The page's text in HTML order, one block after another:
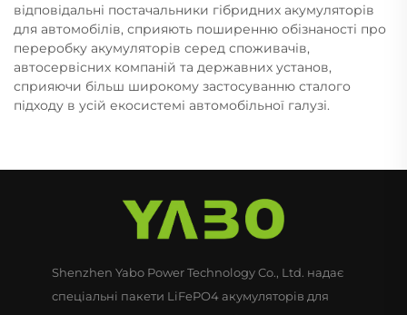
відповідальні постачальники гібридних акумуляторів
для автомобілів, сприяють поширенню обізнаності про
переробку акумуляторів серед споживачів,
автосервісних компаній та державних установ,
сприяючи більш широкому застосуванню сталого
підходу в усій екосистемі автомобільної галузі.
Shenzhen Yabo Power Technology Co., Ltd. надає
спеціальні пакети LiFePO4 акумуляторів для